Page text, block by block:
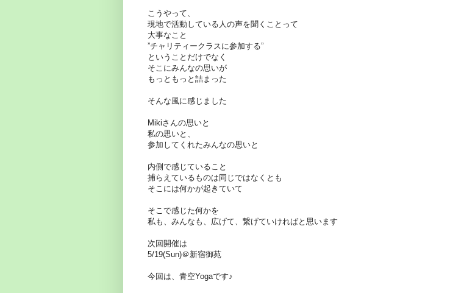
こうやって、
現地で活動している人の声を聞くことって
大事なこと
”チャリティークラスに参加する”
ということだけでなく
そこにみんなの思いが
もっともっと詰まった
そんな風に感じました
Mikiさんの思いと
私の思いと、
参加してくれたみんなの思いと
内側で感じていること
捕らえているものは同じではなくとも
そこには何かが起きていて
そこで感じた何かを
私も、みんなも、広げて、繋げていければと思います
次回開催は
5/19(Sun)＠新宿御苑
今回は、青空Yogaです♪